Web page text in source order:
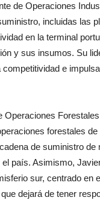
de Operaciones
incluidas las
en la terminal
y sus insumos. Su
e
forestales
de suministro de
país. Asimismo,
sur, centrado en
dejará de tener